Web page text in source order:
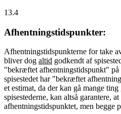
13.4
Afhentningstidspunkter:
Afhentningstidspunkterne for take
bliver dog altid godkendt af
"bekræftet afhentningstidspunkt"
spisestedet har "bekræftet
et estimat, da der kan gå mange
spisestederne, kan altså garantere,
afhentningstidspunktet, men begge